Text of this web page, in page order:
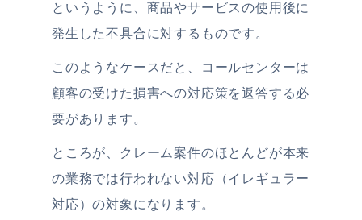
というように、商品やサービスの使用後に
発生した不具合に対するものです。
このようなケースだと、コールセンターは
顧客の受けた損害への対応策を返答する必
要があります。
ところが、クレーム案件のほとんどが本来
の業務では行われない対応（イレギュラー
対応）の対象になります。